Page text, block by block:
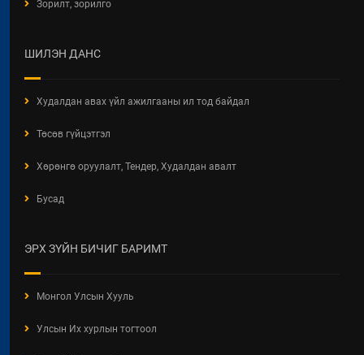
Зорилт, зорилго
ШИЛЭН ДАНС
Худалдан авах үйл ажилгааны ил тод байдал
Төсөв гүйцэтгэл
Хөрөнгө оруулалт, Тендер, Худалдан авалт
Бусад
ЭРХ ЗҮЙН БИЧИГ БАРИМТ
Монгол Улсын Хууль
Улсын Их хурлын тогтоол